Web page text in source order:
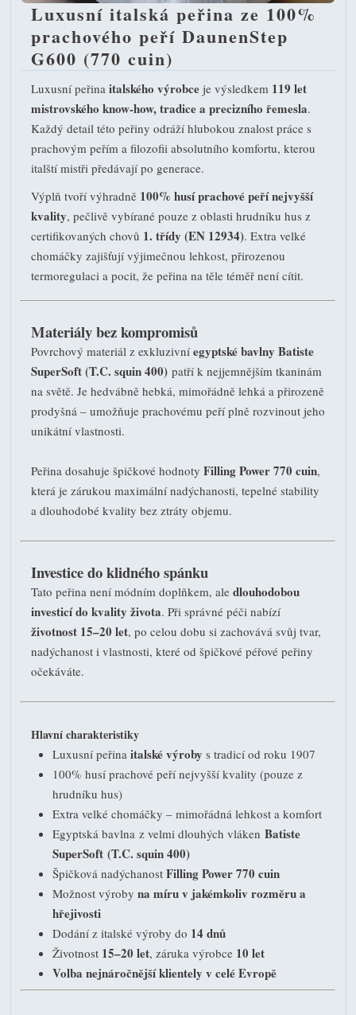
Luxusní italská peřina ze 100%
prachového peří DaunenStep
G600 (770 cuin)
Luxusní peřina italského výrobceje výsledkem 119 let
mistrovského know-how, tradice a precizního řemesla.
Každý detail této peřiny odráží hlubokou znalost práce s
prachovým peřím a filozofii absolutního komfortu, kterou
italští mistři předávají po generace.
Výplň tvoří výhradně 100% husí prachové peří nejvyšší
kvality, pečlivě vybírané pouze z oblasti hrudníku hus z
certifikovaných chovů 1. třídy (EN 12934). Extra velké
chomáčky zajišťují výjimečnou lehkost, přirozenou
termoregulaci a pocit, že peřina na těle téměř není cítit.
Materiály bez kompromisů
Povrchový materiál z exkluzivní egyptské bavlny Batiste
SuperSoft (T.C. squin 400)patří k nejjemnějším tkaninám
na světě. Je hedvábně hebká, mimořádně lehká a přirozeně
prodyšná – umožňuje prachovému peří plně rozvinout jeho
unikátní vlastnosti.
Peřina dosahuje špičkové hodnoty Filling Power 770 cuin,
která je zárukou maximální nadýchanosti, tepelné stability
a dlouhodobé kvality bez ztráty objemu.
Investice do klidného spánku
Tato peřina není módním doplňkem, ale dlouhodobou
investicí do kvality života. Při správné péči nabízí
životnost 15–20 let, po celou dobu si zachovává svůj tvar,
nadýchanost i vlastnosti, které od špičkové péřové peřiny
očekáváte.
Hlavní charakteristiky
Luxusní peřina italské výroby s tradicí od roku 1907
100% husí prachové peří nejvyšší kvality (pouze z
hrudníku hus)
Extra velké chomáčky – mimořádná lehkost a komfort
Egyptská bavlna z velmi dlouhých vláken Batiste
SuperSoft (T.C. squin 400)
Špičková nadýchanost Filling Power 770 cuin
Možnost výroby na míru v jakémkoliv rozměru a
hřejivosti
Dodání z italské výroby do 14 dnů
Životnost 15–20 let, záruka výrobce 10 let
Volba nejnáročnější klientely v celé Evropě